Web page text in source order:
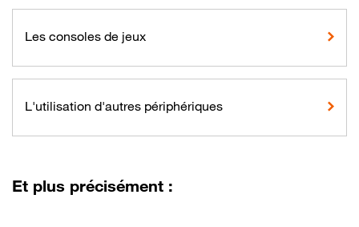
Les consoles de jeux
L'utilisation d'autres périphériques
Et plus précisément :